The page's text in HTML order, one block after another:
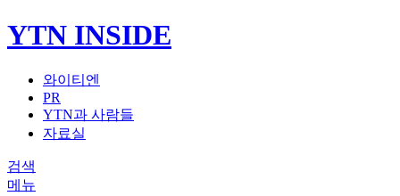
YTN INSIDE
와이티엔
PR
YTN과 사람들
자료실
검색
메뉴